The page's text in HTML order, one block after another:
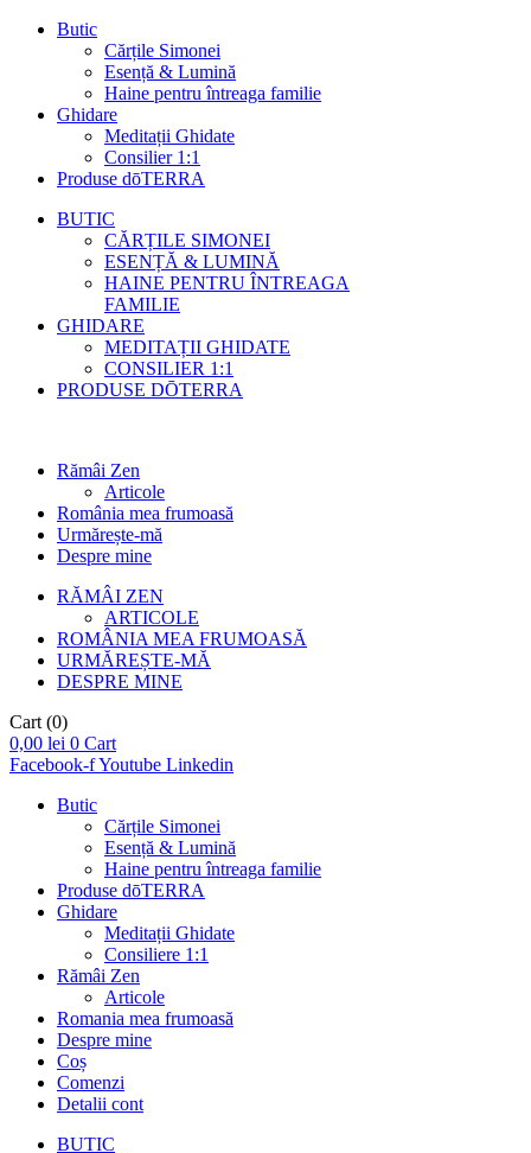
Butic
Cărțile Simonei
Esență & Lumină
Haine pentru întreaga familie
Ghidare
Meditații Ghidate
Consilier 1:1
Produse dōTERRA
BUTIC
CĂRȚILE SIMONEI
ESENȚĂ & LUMINĂ
HAINE PENTRU ÎNTREAGA
FAMILIE
GHIDARE
MEDITAȚII GHIDATE
CONSILIER 1:1
PRODUSE DŌTERRA
Rămâi Zen
Articole
România mea frumoasă
Urmărește-mă
Despre mine
RĂMÂI ZEN
ARTICOLE
ROMÂNIA MEA FRUMOASĂ
URMĂREȘTE-MĂ
DESPRE MINE
Cart (0)
0,00 lei 0 Cart
Facebook-fYoutube Linkedin
Butic
Cărțile Simonei
Esență & Lumină
Haine pentru întreaga familie
Produse dōTERRA
Ghidare
Meditații Ghidate
Consiliere 1:1
Rămâi Zen
Articole
Romania mea frumoasă
Despre mine
Coș
Comenzi
Detalii cont
BUTIC